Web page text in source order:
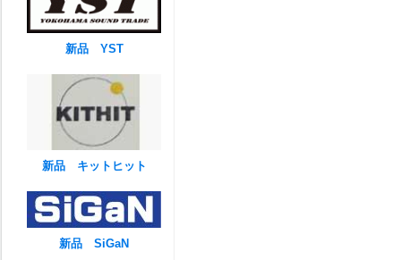
新品 YST
新品 キットヒット
新品 SiGaN